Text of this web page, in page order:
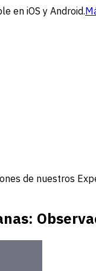
en iOS y Android.
de nuestros